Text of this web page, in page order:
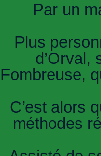
Par un
Plus
d’Orval,
Fombreuse,
C’est alors
méthodes